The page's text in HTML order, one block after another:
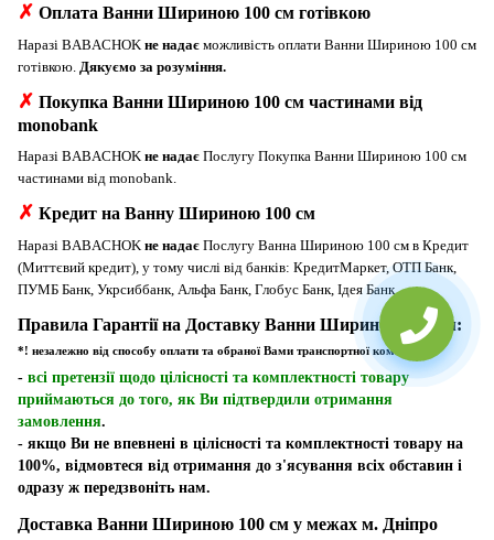
✗ Оплата Ванни Шириною 100 см готівкою
Наразі BABACHOK не надає можливість оплати Ванни Шириною 100 см
готівкою. Дякуємо за розуміння.
✗ Покупка Ванни Шириною 100 см частинами від
monobank
Наразі BABACHOK не надає Послугу Покупка Ванни Шириною 100 см
частинами від monobank.
✗ Кредит на Ванну Шириною 100 см
Наразі BABACHOK не надає Послугу Ванна Шириною 100 см в Кредит
(Миттєвий кредит), у тому числі від банків: КредитМаркет, ОТП Банк,
ПУМБ Банк, Укрсиббанк, Альфа Банк, Глобус Банк, Ідея Банк.
Правила Гарантії на Доставку Ванни Шириною 100 см:
*! незалежно від способу оплати та обраної Вами транспортної компанії
- всі претензії щодо цілісності та комплектності товару
приймаються до того, як Ви підтвердили отримання
замовлення.
- якщо Ви не впевнені в цілісності та комплектності товару на
100%, відмовтеся від отримання до з'ясування всіх обставин і
одразу ж передзвоніть нам.
Доставка Ванни Шириною 100 см у межах м. Дніпро